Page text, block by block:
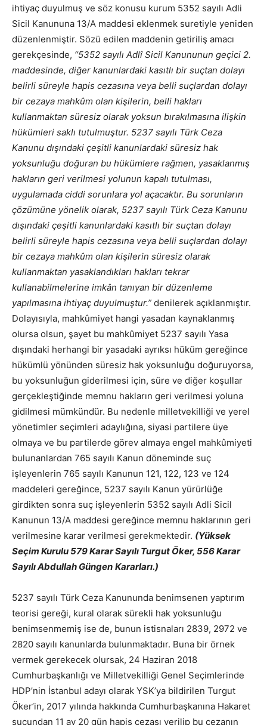
ihtiyaç duyulmuş ve söz konusu kurum 5352 sayılı Adli
Sicil Kanununa 13/A maddesi eklenmek suretiyle yeniden
düzenlenmiştir. Sözü edilen maddenin getiriliş amacı
gerekçesinde, “5352 sayılı Adlî Sicil Kanununun geçici 2.
maddesinde, diğer kanunlardaki kasıtlı bir suçtan dolayı
belirli süreyle hapis cezasına veya belli suçlardan dolayı
bir cezaya mahkûm olan kişilerin, belli hakları
kullanmaktan süresiz olarak yoksun bırakılmasına ilişkin
hükümleri saklı tutulmuştur. 5237 sayılı Türk Ceza
Kanunu dışındaki çeşitli kanunlardaki süresiz hak
yoksunluğu doğuran bu hükümlere rağmen, yasaklanmış
hakların geri verilmesi yolunun kapalı tutulması,
uygulamada ciddi sorunlara yol açacaktır. Bu sorunların
çözümüne yönelik olarak, 5237 sayılı Türk Ceza Kanunu
dışındaki çeşitli kanunlardaki kasıtlı bir suçtan dolayı
belirli süreyle hapis cezasına veya belli suçlardan dolayı
bir cezaya mahkûm olan kişilerin süresiz olarak
kullanmaktan yasaklandıkları hakları tekrar
kullanabilmelerine imkân tanıyan bir düzenleme
yapılmasına ihtiyaç duyulmuştur.” denilerek açıklanmıştır.
Dolayısıyla, mahkûmiyet hangi yasadan kaynaklanmış
olursa olsun, şayet bu mahkûmiyet 5237 sayılı Yasa
dışındaki herhangi bir yasadaki ayrıksı hüküm gereğince
hükümlü yönünden süresiz hak yoksunluğu doğuruyorsa,
bu yoksunluğun giderilmesi için, süre ve diğer koşullar
gerçekleştiğinde memnu hakların geri verilmesi yoluna
gidilmesi mümkündür. Bu nedenle milletvekilliği ve yerel
yönetimler seçimleri adaylığına, siyasi partilere üye
olmaya ve bu partilerde görev almaya engel mahkûmiyeti
bulunanlardan 765 sayılı Kanun döneminde suç
işleyenlerin 765 sayılı Kanunun 121, 122, 123 ve 124
maddeleri gereğince, 5237 sayılı Kanun yürürlüğe
girdikten sonra suç işleyenlerin 5352 sayılı Adli Sicil
Kanunun 13/A maddesi gereğince memnu haklarının geri
verilmesine karar verilmesi gerekmektedir. (Yüksek
Seçim Kurulu 579 Karar Sayılı Turgut Öker, 556 Karar
Sayılı Abdullah Güngen Kararları.)
5237 sayılı Türk Ceza Kanununda benimsenen yaptırım
teorisi gereği, kural olarak sürekli hak yoksunluğu
benimsenmemiş ise de, bunun istisnaları 2839, 2972 ve
2820 sayılı kanunlarda bulunmaktadır. Buna bir örnek
vermek gerekecek olursak, 24 Haziran 2018
Cumhurbaşkanlığı ve Milletvekilliği Genel Seçimlerinde
HDP’nin İstanbul adayı olarak YSK’ya bildirilen Turgut
Öker’in, 2017 yılında hakkında Cumhurbaşkanına Hakaret
suçundan 11 ay 20 gün hapis cezası verilip bu cezanın